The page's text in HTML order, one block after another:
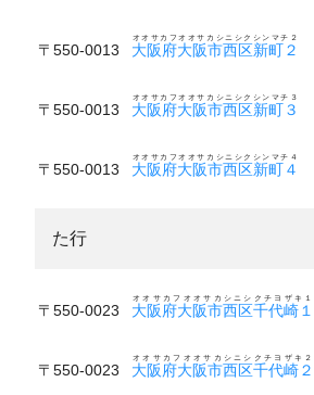
〒550-0013 大阪府大阪市西区新町２
オオサカフオオサカシニシクシンマチ２
〒550-0013 大阪府大阪市西区新町３
オオサカフオオサカシニシクシンマチ３
〒550-0013 大阪府大阪市西区新町４
オオサカフオオサカシニシクシンマチ４
た行
〒550-0023 大阪府大阪市西区千代崎１
オオサカフオオサカシニシクチヨザキ１
〒550-0023 大阪府大阪市西区千代崎２
オオサカフオオサカシニシクチヨザキ２